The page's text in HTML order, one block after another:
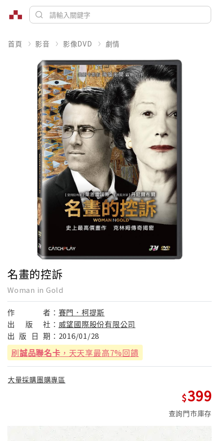
首頁 影音 影像DVD 劇情
名畫的控訴
Woman in Gold
作 者： 賽門．柯提斯
出
版 社： 威望國際股份有限公司
出 版 日 期： 2016/01/28
刷誠品聯名卡 ，天天享最高7%回饋
大量採購團購專區
399
查詢門市庫存